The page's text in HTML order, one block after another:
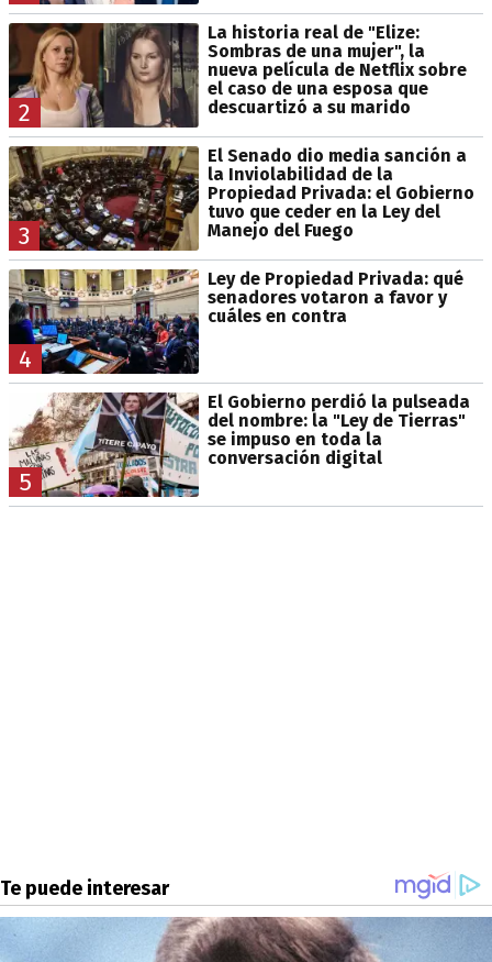
2
La historia real de "Elize:
Sombras de una mujer", la
nueva película de Netflix sobre
el caso de una esposa que
descuartizó a su marido
3
El Senado dio media sanción a
la Inviolabilidad de la
Propiedad Privada: el Gobierno
tuvo que ceder en la Ley del
Manejo del Fuego
4
Ley de Propiedad Privada: qué
senadores votaron a favor y
cuáles en contra
5
El Gobierno perdió la pulseada
del nombre: la "Ley de Tierras"
se impuso en toda la
conversación digital